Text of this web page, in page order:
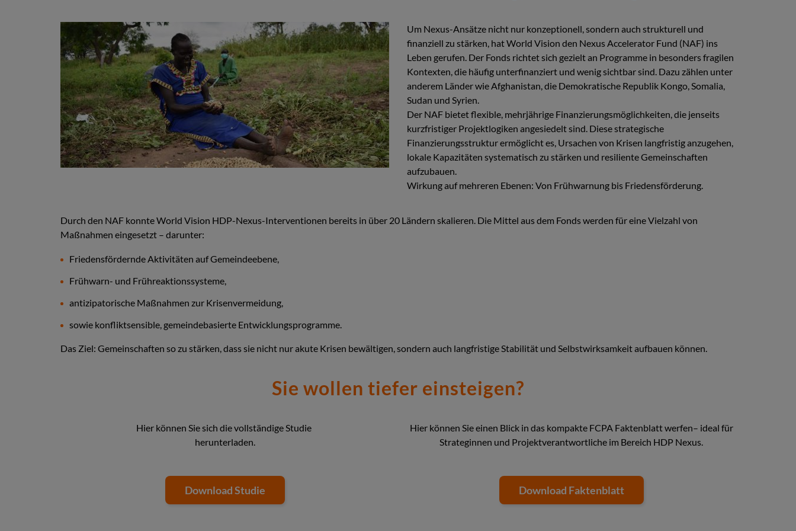
Um Nexus-Ansätze nicht nur konzeptionell, sondern auch strukturell und
finanziell zu stärken, hat World Vision den Nexus Accelerator Fund (NAF) ins
Leben gerufen. Der Fonds richtet sich gezielt an Programme in besonders fragilen
Kontexten, die häufig unterfinanziert und wenig sichtbar sind. Dazu zählen unter
anderem Länder wie Afghanistan, die Demokratische Republik Kongo, Somalia,
Sudan und Syrien.
Der NAF bietet flexible, mehrjährige Finanzierungsmöglichkeiten, die jenseits
kurzfristiger Projektlogiken angesiedelt sind. Diese strategische
Finanzierungsstruktur ermöglicht es, Ursachen von Krisen langfristig anzugehen,
lokale Kapazitäten systematisch zu stärken und resiliente Gemeinschaften
aufzubauen.
Wirkung auf mehreren Ebenen: Von Frühwarnung bis Friedensförderung.
Durch den NAF konnte World Vision HDP-Nexus-Interventionen bereits in über 20 Ländern skalieren. Die Mittel aus dem Fonds werden für eine Vielzahl von
Maßnahmen eingesetzt – darunter:
Friedensfördernde Aktivitäten auf Gemeindeebene,
Frühwarn- und Frühreaktionssysteme,
antizipatorische Maßnahmen zur Krisenvermeidung,
sowie konfliktsensible, gemeindebasierte Entwicklungsprogramme.
Das Ziel: Gemeinschaften so zu stärken, dass sie nicht nur akute Krisen bewältigen, sondern auch langfristige Stabilität und Selbstwirksamkeit aufbauen können.
Sie wollen tiefer einsteigen?
Hier können Sie sich die vollständige Studie
herunterladen.
Hier können Sie einen Blick in das kompakte FCPA Faktenblatt werfen– ideal für
Strateginnen und Projektverantwortliche im Bereich HDP Nexus.
Download Studie Download Faktenblatt